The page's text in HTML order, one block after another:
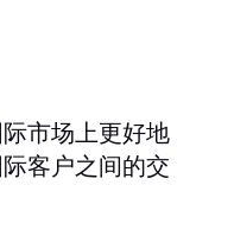
市场上更好地
客户之间的交